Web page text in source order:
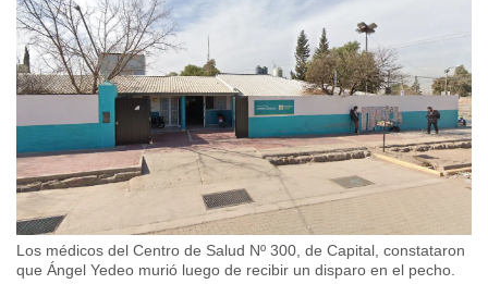
Los médicos del Centro de Salud Nº 300, de Capital, constataron
que Ángel Yedeo murió luego de recibir un disparo en el pecho.